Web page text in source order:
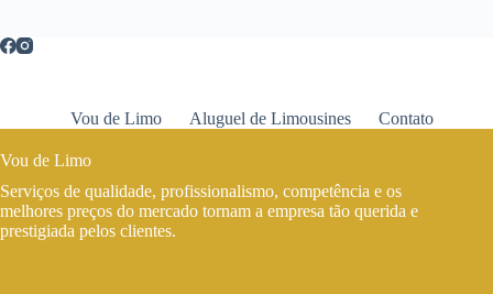
Vou de Limo Aluguel de Limousines Contato
Vou de Limo
Serviços de qualidade, profissionalismo, competência e os
melhores preços do mercado tornam a empresa tão querida e
prestigiada pelos clientes.